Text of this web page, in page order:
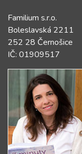
Familium s.r.o.
Boleslavská 2211
252 28 Černošice
IČ: 01909517